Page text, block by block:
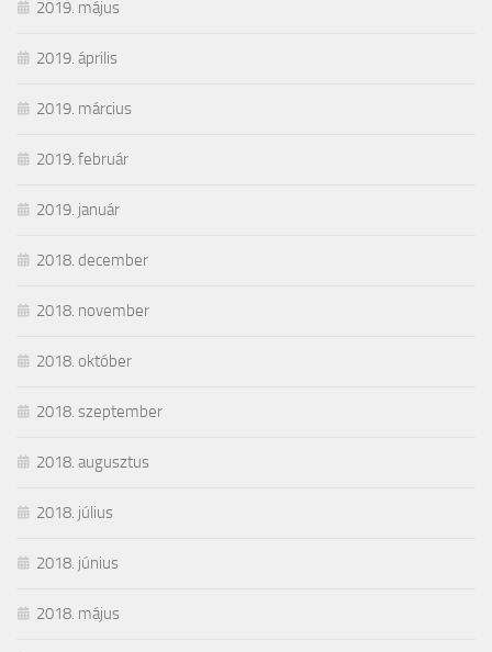
2019. május
2019. április
2019. március
2019. február
2019. január
2018. december
2018. november
2018. október
2018. szeptember
2018. augusztus
2018. július
2018. június
2018. május